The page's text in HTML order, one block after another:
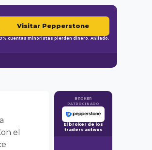
Visitar Pepperstone
cuentas minoristas pierden dinero. Afiliado.
el
BROKER
PATROCINADO
El broker de los
traders activos